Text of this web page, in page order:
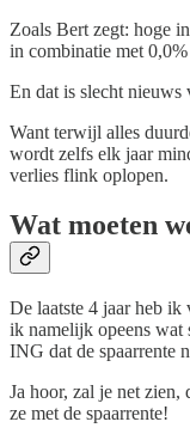
Zoals Bert zegt: hoge
in combinatie met
En dat is slecht nieuws
Want terwijl alles
wordt zelfs elk jaar
verlies flink oplopen.
Wat moeten
De laatste 4 jaar heb ik
ik namelijk opeens wat
ING dat de spaarrente
Ja hoor, zal je net
ze met de spaarrente!